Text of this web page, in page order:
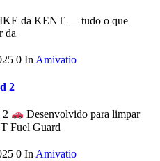
da KENT — tudo o que
da
0 In Amivatio
2
2
Desenvolvido para limpar
Fuel Guard
0 In Amivatio